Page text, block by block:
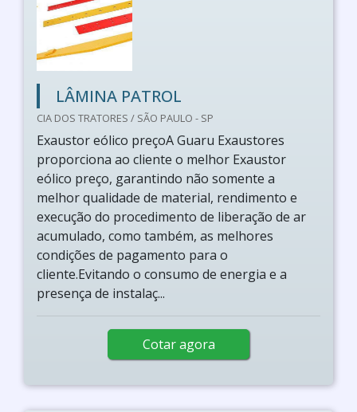
LÂMINA PATROL
CIA DOS TRATORES / SÃO PAULO - SP
Exaustor eólico preçoA Guaru Exaustores
proporciona ao cliente o melhor Exaustor
eólico preço, garantindo não somente a
melhor qualidade de material, rendimento e
execução do procedimento de liberação de ar
acumulado, como também, as melhores
condições de pagamento para o
cliente.Evitando o consumo de energia e a
presença de instalaç...
Cotar agora